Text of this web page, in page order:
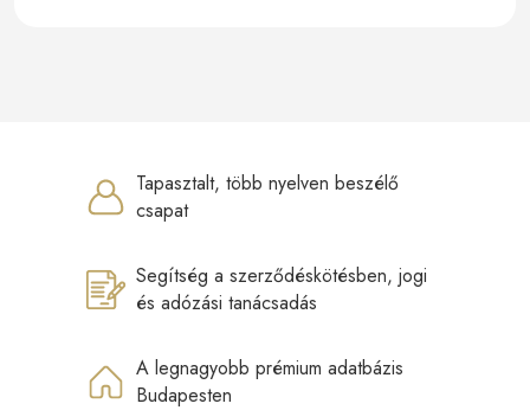
Tapasztalt, több nyelven beszélő
csapat
Segítség a szerződéskötésben, jogi
és adózási tanácsadás
A legnagyobb prémium adatbázis
Budapesten